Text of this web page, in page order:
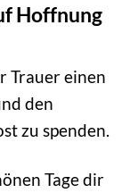
Hoffnung
Trauer einen
den
zu spenden.
Tage dir